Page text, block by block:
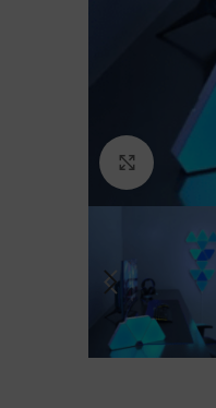
Agrandir